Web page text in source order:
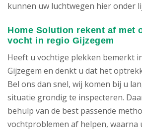
kunnen uw luchtwegen hier onder
Home Solution rekent af met
vocht in regio Gijzegem
Heeft u vochtige plekken bemerkt
Gijzegem en denkt u dat het
Bel ons dan snel, wij komen bij u
situatie grondig te inspecteren.
behulp van de best passende
vochtproblemen af helpen, waarna